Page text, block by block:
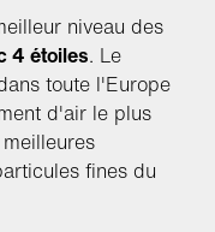
niveau des
4 étoiles. Le
toute l'Europe
d'air le plus
fines du